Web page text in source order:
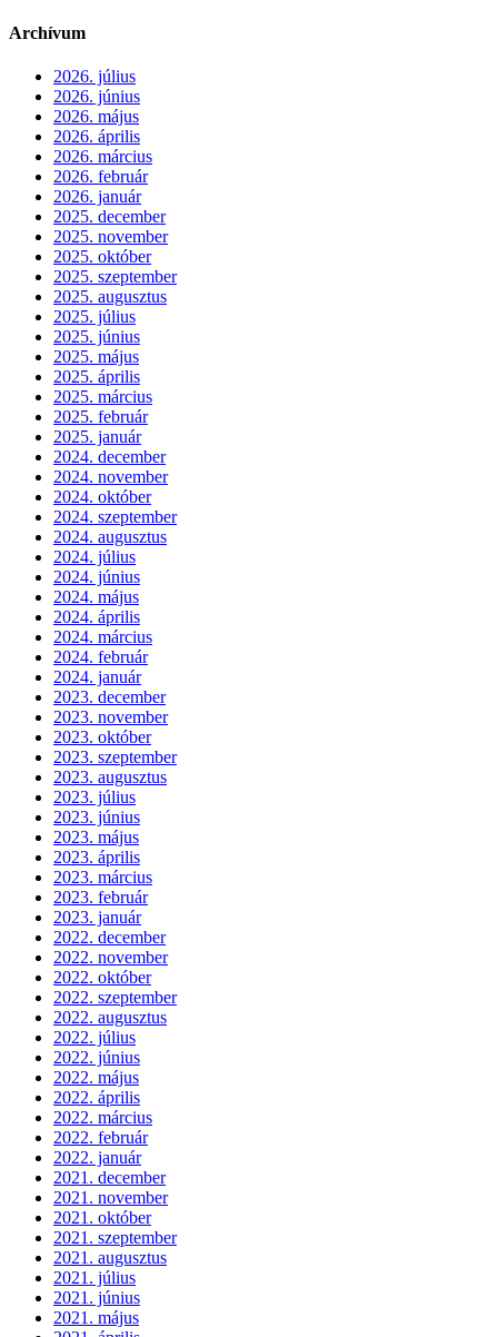
Archívum
2026. július
2026. június
2026. május
2026. április
2026. március
2026. február
2026. január
2025. december
2025. november
2025. október
2025. szeptember
2025. augusztus
2025. július
2025. június
2025. május
2025. április
2025. március
2025. február
2025. január
2024. december
2024. november
2024. október
2024. szeptember
2024. augusztus
2024. július
2024. június
2024. május
2024. április
2024. március
2024. február
2024. január
2023. december
2023. november
2023. október
2023. szeptember
2023. augusztus
2023. július
2023. június
2023. május
2023. április
2023. március
2023. február
2023. január
2022. december
2022. november
2022. október
2022. szeptember
2022. augusztus
2022. július
2022. június
2022. május
2022. április
2022. március
2022. február
2022. január
2021. december
2021. november
2021. október
2021. szeptember
2021. augusztus
2021. július
2021. június
2021. május